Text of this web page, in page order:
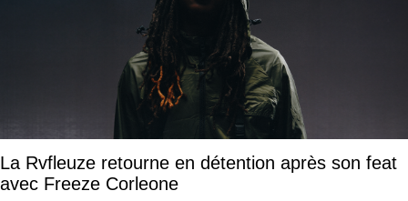
La Rvfleuze retourne en détention après son feat
avec Freeze Corleone